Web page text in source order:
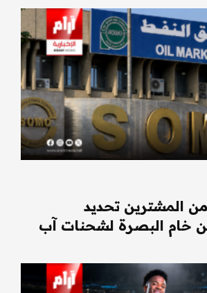
المشترين تحديد
خام البصرة لشحنات آب